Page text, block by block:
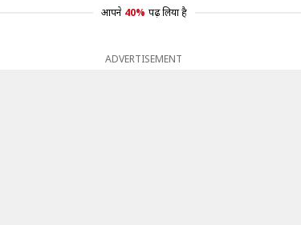
आपने 40% पढ़ लिया है
ADVERTISEMENT